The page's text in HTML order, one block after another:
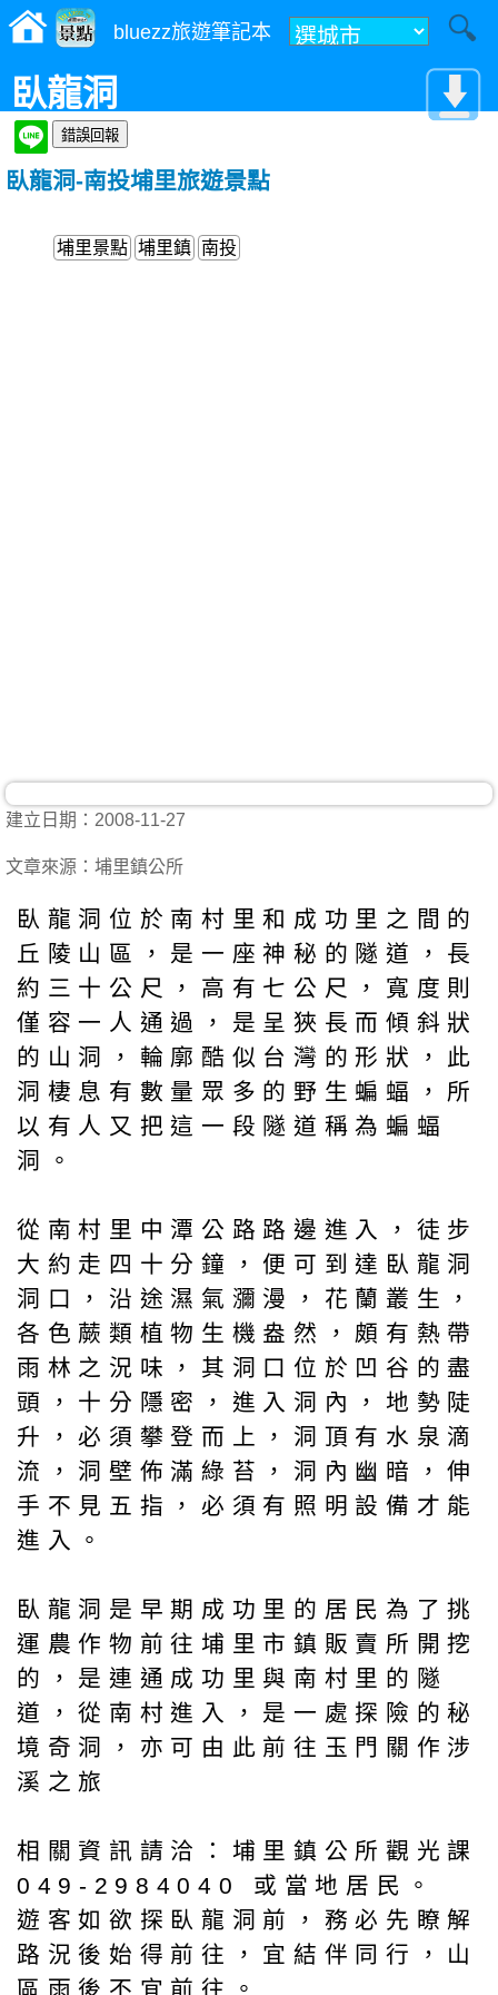
bluezz旅遊筆記本
臥龍洞
臥龍洞-南投埔里旅遊景點
埔里景點 埔里鎮 南投
建立日期：2008-11-27
文章來源：埔里鎮公所
臥龍洞位於南村里和成功里之間的
丘陵山區，是一座神秘的隧道，長
約三十公尺，高有七公尺，寬度則
僅容一人通過，是呈狹長而傾斜狀
的山洞，輪廓酷似台灣的形狀，此
洞棲息有數量眾多的野生蝙蝠，所
以有人又把這一段隧道稱為蝙蝠
洞。
從南村里中潭公路路邊進入，徒步
大約走四十分鐘，便可到達臥龍洞
洞口，沿途濕氣瀰漫，花蘭叢生，
各色蕨類植物生機盎然，頗有熱帶
雨林之況味，其洞口位於凹谷的盡
頭，十分隱密，進入洞內，地勢陡
升，必須攀登而上，洞頂有水泉滴
流，洞壁佈滿綠苔，洞內幽暗，伸
手不見五指，必須有照明設備才能
進入。
臥龍洞是早期成功里的居民為了挑
運農作物前往埔里市鎮販賣所開挖
的，是連通成功里與南村里的隧
道，從南村進入，是一處探險的秘
境奇洞，亦可由此前往玉門關作涉
溪之旅
相關資訊請洽：埔里鎮公所觀光課
049-2984040 或當地居民。
遊客如欲探臥龍洞前，務必先瞭解
路況後始得前往，宜結伴同行，山
區雨後不宜前往。